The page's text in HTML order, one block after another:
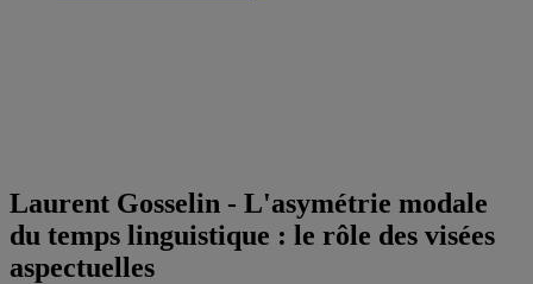
Laurent Gosselin - L'asymétrie modale
du temps linguistique : le rôle des visées
aspectuelles